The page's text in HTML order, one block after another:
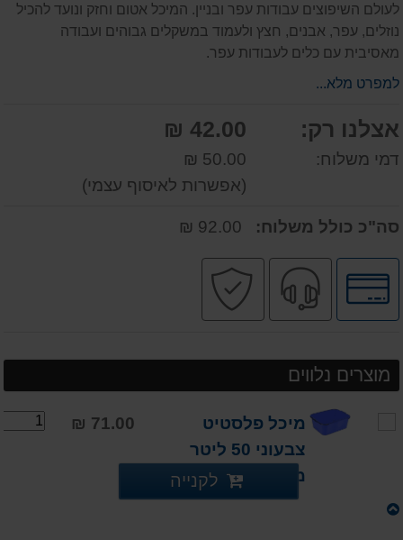
לעולם השיפוצים עבודות עפר ובניין. המיכל אטום וחזק ונועד להכיל
נוזלים, עפר, אבנים, חצץ ולעמוד במשקלים גבוהים ועבודה
מאסיבית עם כלים לעבודות עפר.
למפרט מלא...
אצלנו רק: 42.00 ₪
דמי משלוח:
50.00 ₪
(אפשרות לאיסוף עצמי)
סה"כ כולל משלוח:
לחץ
לאפשרויות
תשלומים
שירות
מקצועי
מוצרים נלווים
מיכל פלסטיט
צבעוני 50 ליטר
מאושר מזון
71.00 ₪
לקנייה